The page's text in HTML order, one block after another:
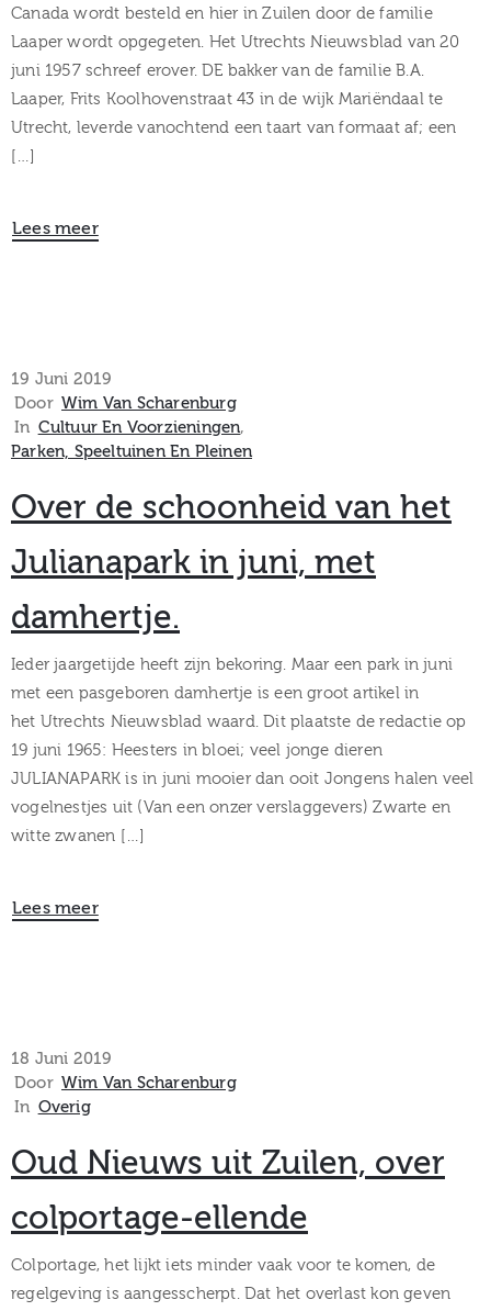
Zuilen
Collectie
Canada wordt besteld en hier in Zuilen door de familie
Laaper wordt opgegeten. Het Utrechts Nieuwsblad van 20
juni 1957 schreef erover. DE bakker van de familie B.A.
Laaper, Frits Koolhovenstraat 43 in de wijk Mariëndaal te
Utrecht, leverde vanochtend een taart van formaat af; een
[…]
Lees meer
19 Juni 2019
Door Wim Van Scharenburg
In Cultuur En Voorzieningen‚
Parken, Speeltuinen En Pleinen
Over de schoonheid van het
Julianapark in juni, met
damhertje.
Ieder jaargetijde heeft zijn bekoring. Maar een park in juni
met een pasgeboren damhertje is een groot artikel in
het Utrechts Nieuwsblad waard. Dit plaatste de redactie op
19 juni 1965: Heesters in bloei; veel jonge dieren
JULIANAPARK is in juni mooier dan ooit Jongens halen veel
vogelnestjes uit (Van een onzer verslaggevers) Zwarte en
witte zwanen […]
Lees meer
18 Juni 2019
Door Wim Van Scharenburg
In Overig
Oud Nieuws uit Zuilen, over
colportage-ellende
Colportage, het lijkt iets minder vaak voor te komen, de
regelgeving is aangesscherpt. Dat het overlast kon geven